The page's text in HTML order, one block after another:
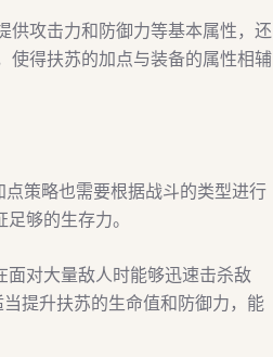
供攻击力和防御力等基本属性，还
使得扶苏的加点与装备的属性相辅
点策略也需要根据战斗的类型进行
够的生存力。
面对大量敌人时能够迅速击杀敌
提升扶苏的生命值和防御力，能